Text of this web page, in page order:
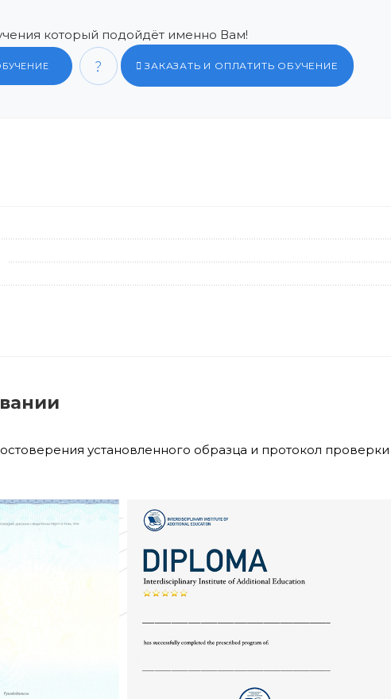
который подойдёт именно Вам!
ЗАКАЗАТЬ И ОПЛАТИТЬ ОБУЧЕНИЕ
установленного образца и протокол